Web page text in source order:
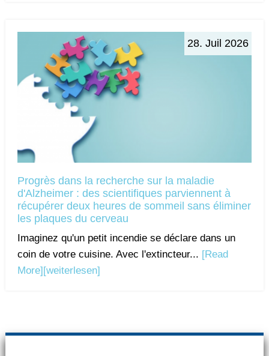
28. Juil 2026
Progrès dans la recherche sur la maladie
d'Alzheimer : des scientifiques parviennent à
récupérer deux heures de sommeil sans éliminer
les plaques du cerveau
Imaginez qu'un petit incendie se déclare dans un
coin de votre cuisine. Avec l'extincteur... [Read
More][weiterlesen]